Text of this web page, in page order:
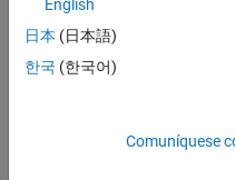
Last
Solution
submitted
on Aug
English
日本 (日本語)
한국 (한국어)
Comuníquese